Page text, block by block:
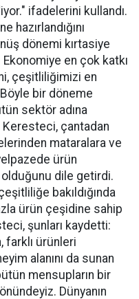
ifadelerini kullandı.
hazırlandığını
dönemi kırtasiye
en çok katkı
çeşitliliğimizi en
Böyle bir döneme
sektör adına
çantadan
mataralara ve
ürün
olduğunu dile getirdi.
bakıldığında
ürün çeşidine sahip
şunları kaydetti:
farklı ürünleri
alanını da sunan
mensupların bir
Dünyanın